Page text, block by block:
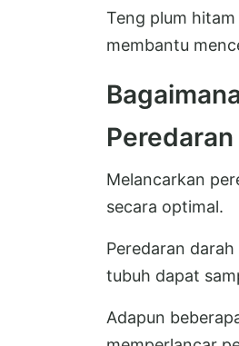
Teng plum
membantu
Melancarkan
secara optimal.
Peredaran
tubuh dapat
Adapun